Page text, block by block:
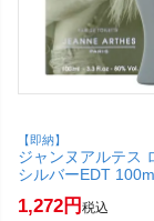
【即納】
ジャンヌアルテス
シルバーEDT
トワレ)【香水】【
(6061177)
1,272 税込